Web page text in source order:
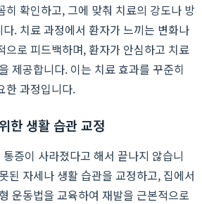
히 확인하고, 그에 맞춰 치료의 강도나 방
. 치료 과정에서 환자가 느끼는 변화나
으로 피드백하며, 환자가 안심하고 치료
제공합니다. 이는 치료 효과를 꾸준히
한 과정입니다.
한 생활 습관 교정
통증이 사라졌다고 해서 끝나지 않습니
된 자세나 생활 습관을 교정하고, 집에서
운동법을 교육하여 재발을 근본적으로